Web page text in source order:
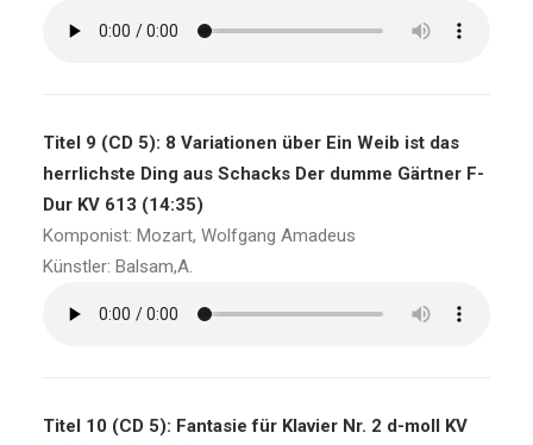
Titel 9 (CD 5): 8 Variationen über Ein Weib ist das
herrlichste Ding aus Schacks Der dumme Gärtner F-
Dur KV 613 (14:35)
Komponist: Mozart, Wolfgang Amadeus
Künstler: Balsam,A.
Titel 10 (CD 5): Fantasie für Klavier Nr. 2 d-moll KV